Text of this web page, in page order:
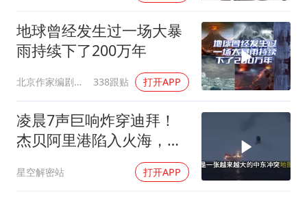
地球曾经发生过一场大暴
雨持续下了200万年
北京作家编剧肥猪满圈 338跟贴 打开APP
凌晨7声巨响炸穿迪拜！
杰贝阿里港陷入火海，美
军弹药库告急让中东盟友
彻底心寒
星空解密站 打开APP